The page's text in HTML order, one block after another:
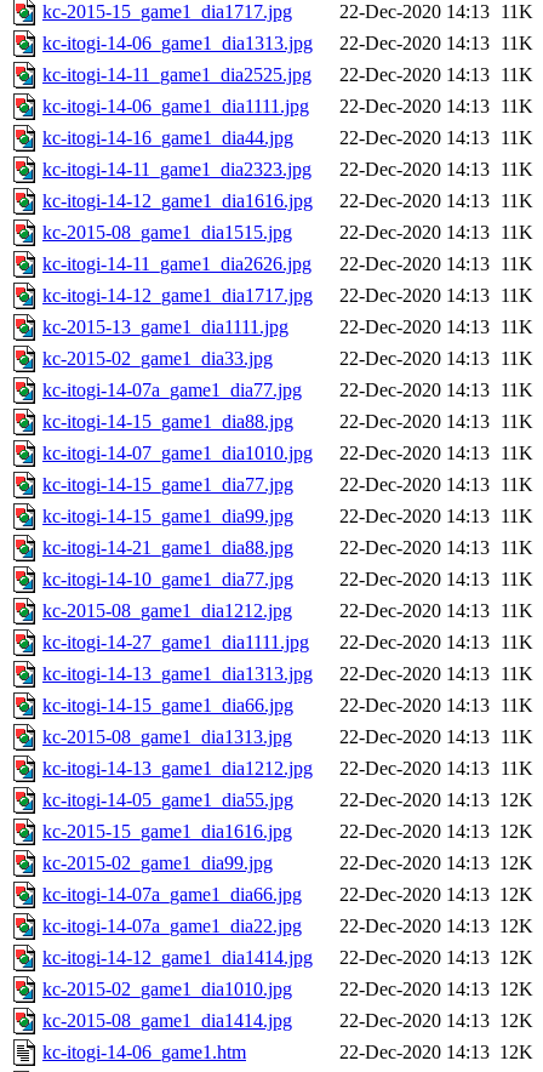
kc-2015-15_game1_dia1717.jpg 22-Dec-2020 14:13 11K
kc-itogi-14-06_game1_dia1313.jpg
22-Dec-2020 14:13 11K
kc-itogi-14-11_game1_dia2525.jpg
22-Dec-2020 14:13 11K
kc-itogi-14-06_game1_dia1111.jpg
22-Dec-2020 14:13 11K
kc-itogi-14-16_game1_dia44.jpg
22-Dec-2020 14:13 11K
kc-itogi-14-11_game1_dia2323.jpg
22-Dec-2020 14:13 11K
kc-itogi-14-12_game1_dia1616.jpg
22-Dec-2020 14:13 11K
kc-2015-08_game1_dia1515.jpg
22-Dec-2020 14:13 11K
kc-itogi-14-11_game1_dia2626.jpg
22-Dec-2020 14:13 11K
kc-itogi-14-12_game1_dia1717.jpg
22-Dec-2020 14:13 11K
kc-2015-13_game1_dia1111.jpg
22-Dec-2020 14:13 11K
kc-2015-02_game1_dia33.jpg
22-Dec-2020 14:13 11K
kc-itogi-14-07a_game1_dia77.jpg
22-Dec-2020 14:13 11K
kc-itogi-14-15_game1_dia88.jpg
22-Dec-2020 14:13 11K
kc-itogi-14-07_game1_dia1010.jpg
22-Dec-2020 14:13 11K
kc-itogi-14-15_game1_dia77.jpg
22-Dec-2020 14:13 11K
kc-itogi-14-15_game1_dia99.jpg
22-Dec-2020 14:13 11K
kc-itogi-14-21_game1_dia88.jpg
22-Dec-2020 14:13 11K
kc-itogi-14-10_game1_dia77.jpg
22-Dec-2020 14:13 11K
kc-2015-08_game1_dia1212.jpg
22-Dec-2020 14:13 11K
kc-itogi-14-27_game1_dia1111.jpg
22-Dec-2020 14:13 11K
kc-itogi-14-13_game1_dia1313.jpg
22-Dec-2020 14:13 11K
kc-itogi-14-15_game1_dia66.jpg
22-Dec-2020 14:13 11K
kc-2015-08_game1_dia1313.jpg
22-Dec-2020 14:13 11K
kc-itogi-14-13_game1_dia1212.jpg
22-Dec-2020 14:13 11K
kc-itogi-14-05_game1_dia55.jpg
22-Dec-2020 14:13 12K
kc-2015-15_game1_dia1616.jpg
22-Dec-2020 14:13 12K
kc-2015-02_game1_dia99.jpg
22-Dec-2020 14:13 12K
kc-itogi-14-07a_game1_dia66.jpg
22-Dec-2020 14:13 12K
kc-itogi-14-07a_game1_dia22.jpg
22-Dec-2020 14:13 12K
kc-itogi-14-12_game1_dia1414.jpg
22-Dec-2020 14:13 12K
kc-2015-02_game1_dia1010.jpg
22-Dec-2020 14:13 12K
kc-2015-08_game1_dia1414.jpg
22-Dec-2020 14:13 12K
kc-itogi-14-06_game1.htm
22-Dec-2020 14:13 12K